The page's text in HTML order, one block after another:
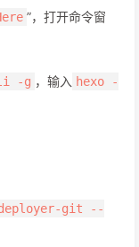
”，打开命令窗
-g ，输入 hexo -
git --